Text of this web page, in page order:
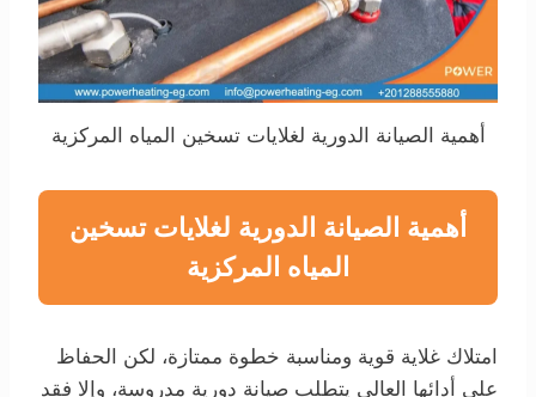
أهمية الصيانة الدورية لغلايات تسخين المياه المركزية
أهمية الصيانة الدورية لغلايات تسخين
المياه المركزية
امتلاك غلاية قوية ومناسبة خطوة ممتازة، لكن الحفاظ
على أدائها العالي يتطلب صيانة دورية مدروسة، وإلا فقد